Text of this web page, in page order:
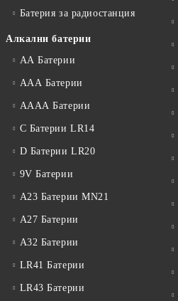
Батерия за радиостанция
Алкални батерии
АА Батерии
ААА Батерии
АААА Батерии
C Батерии LR14
D Батерии LR20
9V Батерии
A23 Батерии MN21
A27 Батерии
A32 Батерии
LR41 Батерии
LR43 Батерии